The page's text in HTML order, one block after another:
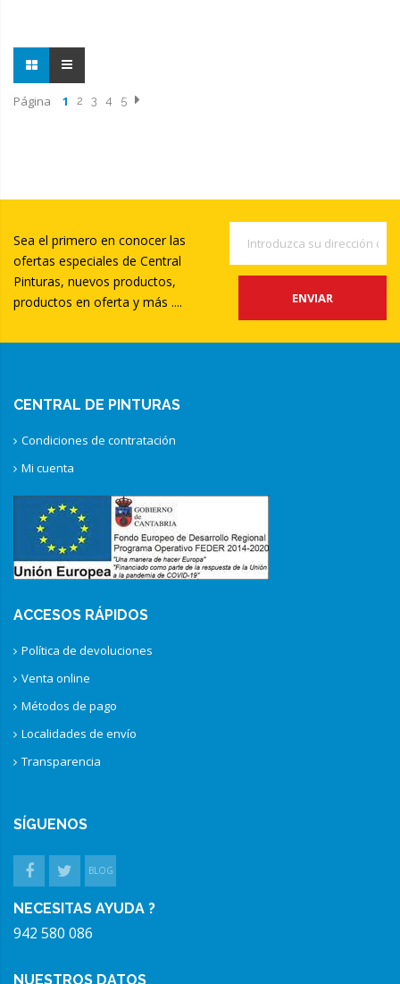
Página 1 2 3 4 5
Sea el primero en conocer las
ofertas especiales de Central
Pinturas, nuevos productos,
productos en oferta y más ....
ENVIAR
CENTRAL DE PINTURAS
Condiciones de contratación
Mi cuenta
ACCESOS RÁPIDOS
Política de devoluciones
Venta online
Métodos de pago
Localidades de envío
Transparencia
SÍGUENOS
BLOG
NECESITAS AYUDA ?
942 580 086
NUESTROS DATOS